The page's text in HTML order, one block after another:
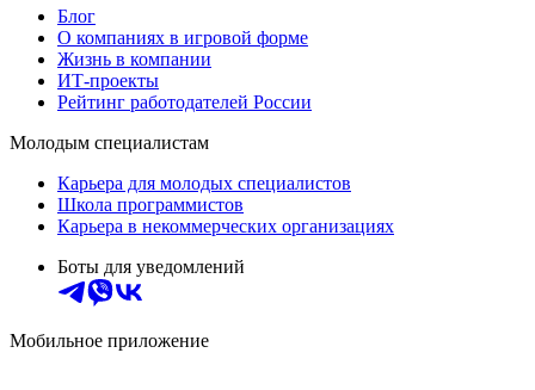
Блог
О компаниях в игровой форме
Жизнь в компании
ИТ-проекты
Рейтинг работодателей России
Молодым специалистам
Карьера для молодых специалистов
Школа программистов
Карьера в некоммерческих организациях
Боты для уведомлений
Мобильное приложение